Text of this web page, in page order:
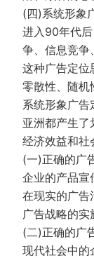
(四)系统形象
进入90年代
争、信息竞争
这种广告定位
零散性、随机
系统形象广
亚洲都产生
经济效益和社
(一)正确的广
企业的产品宣
在现实的广告
广告战略的
(二)正确的广
现代社会中的